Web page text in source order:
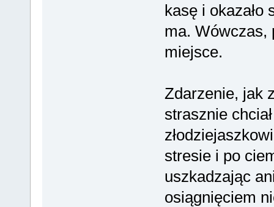
kasę i okazało
ma. Wówczas,
miejsce.
Zdarzenie, jak
strasznie
stresie i po
uszkadzając
osiągnięciem